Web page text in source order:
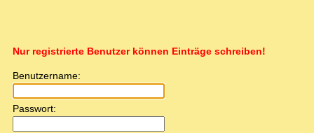
Nur registrierte Benutzer können Einträge schreiben!
Benutzername:
Passwort: